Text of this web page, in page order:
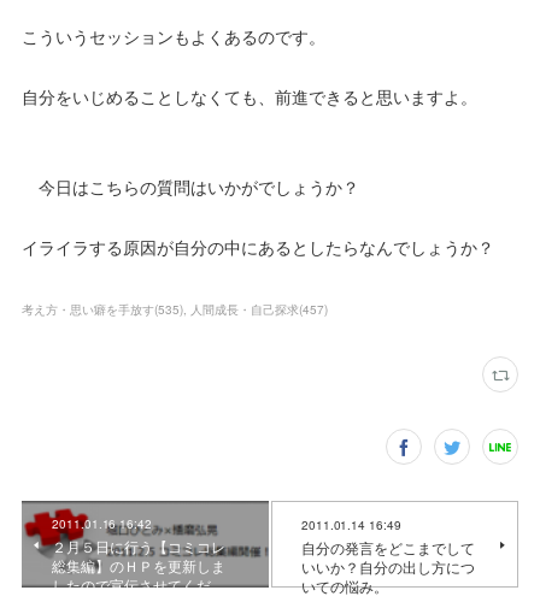
こういうセッションもよくあるのです。
自分をいじめることしなくても、前進できると思いますよ。
今日はこちらの質問はいかがでしょうか？
イライラする原因が自分の中にあるとしたらなんでしょうか？
考え方・思い癖を手放す(535) 人間成長・自己探求(457)
2011.01.16 16:42
２月５日に行う【コミコレ
総集編】のＨＰを更新しま
したので宣伝させてくだ…
2011.01.14 16:49
自分の発言をどこまでして
いいか？自分の出し方につ
いての悩み。